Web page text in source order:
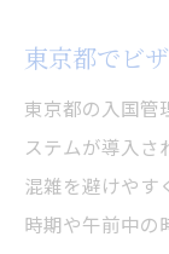
東京都でビ
東京都の入国管
ステムが導入さ
混雑を避けやす
時期や午前中の